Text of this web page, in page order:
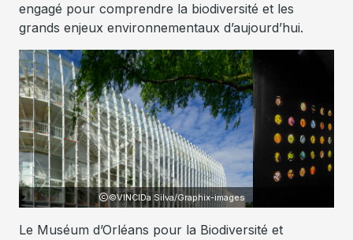
engagé pour comprendre la biodiversité et les
grands enjeux environnementaux d’aujourd’hui.
images
Le Muséum d’Orléans pour la Biodiversité et